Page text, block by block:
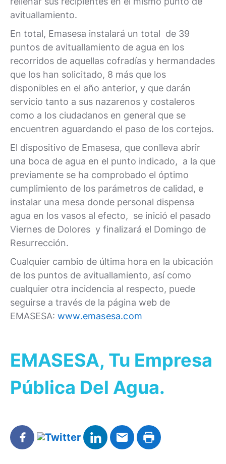
avituallamiento.
En total, Emasesa instalará un total de 39
puntos de avituallamiento de agua en los
recorridos de aquellas cofradías y hermandades
que los han solicitado, 8 más que los
disponibles en el año anterior, y que darán
servicio tanto a sus nazarenos y costaleros
como a los ciudadanos en general que se
encuentren aguardando el paso de los cortejos.
El dispositivo de Emasesa, que conlleva abrir
una boca de agua en el punto indicado, a la que
previamente se ha comprobado el óptimo
cumplimiento de los parámetros de calidad, e
instalar una mesa donde personal dispensa
agua en los vasos al efecto, se inició el pasado
Viernes de Dolores y finalizará el Domingo de
Resurrección.
Cualquier cambio de última hora en la ubicación
de los puntos de avituallamiento, así como
cualquier otra incidencia al respecto, puede
seguirse a través de la página web de
EMASESA: www.emasesa.com
EMASESA, Tu Empresa
Pública Del Agua.